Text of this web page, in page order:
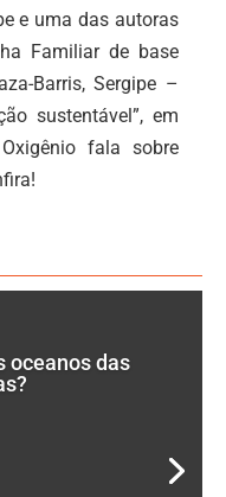
e uma das autoras
Familiar de base
Barris, Sergipe –
sustentável”, em
fala sobre
oceanos das